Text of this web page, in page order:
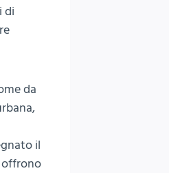
di
da
il
offrono